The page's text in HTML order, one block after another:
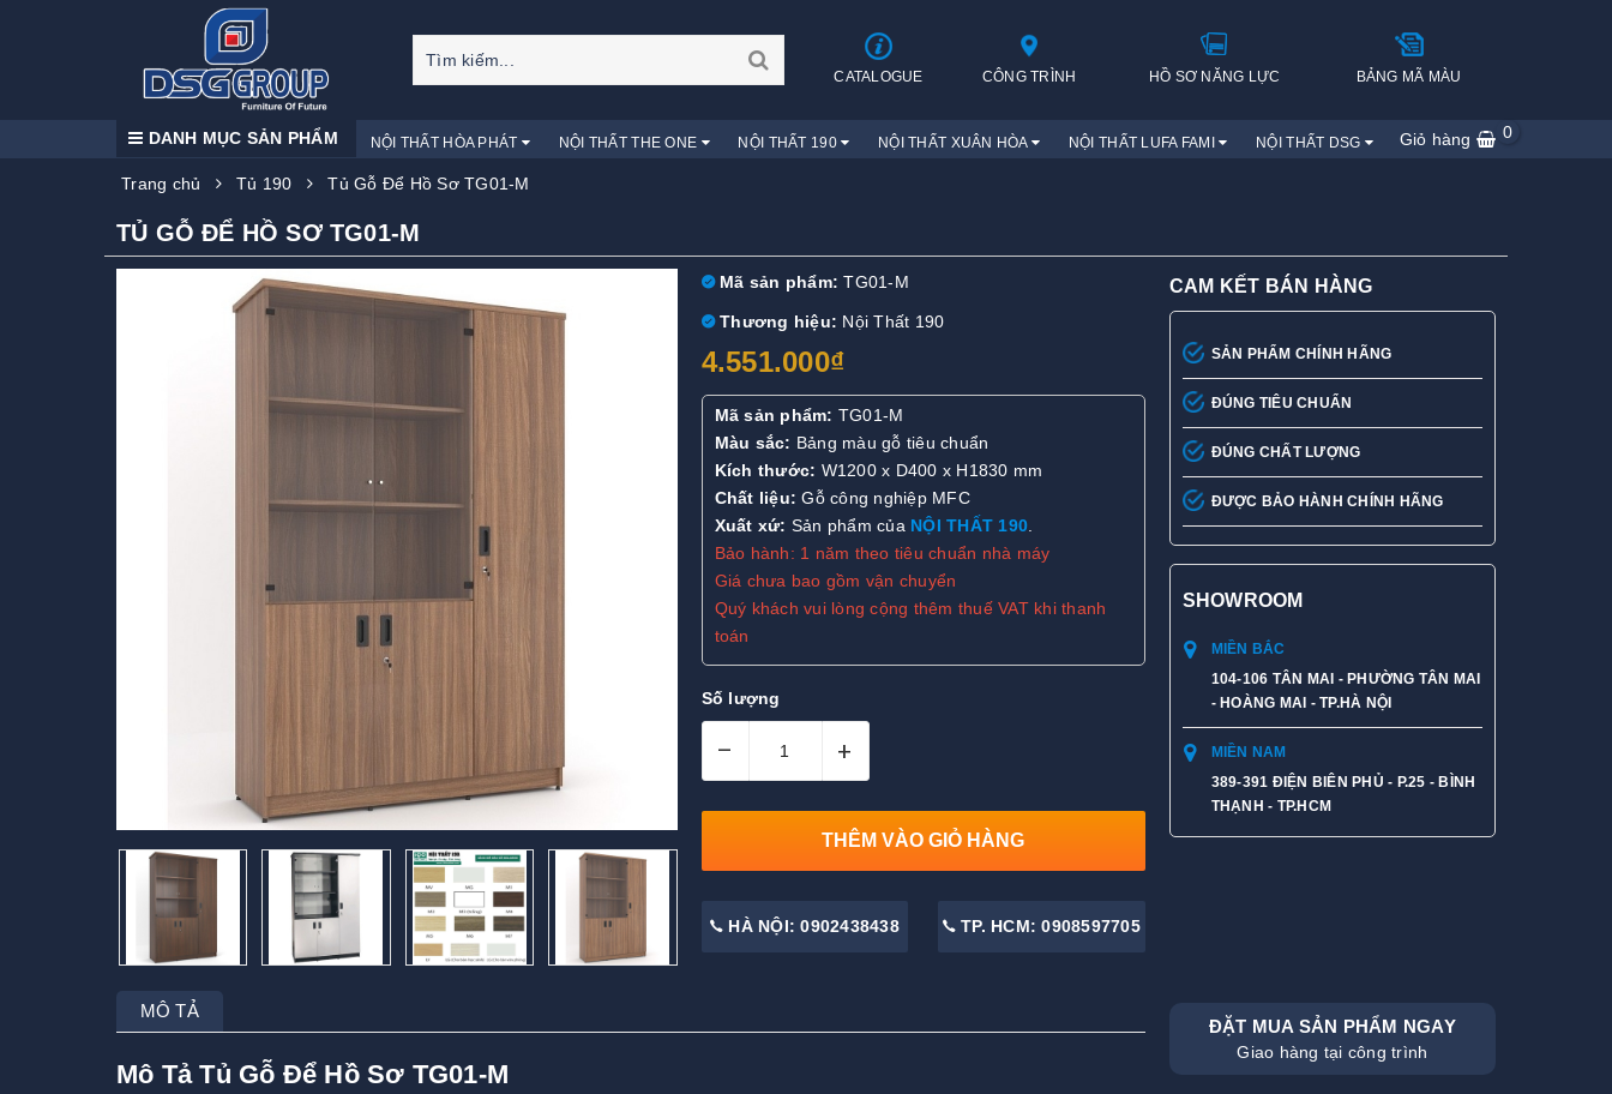
CATALOGUE CÔNG TRÌNH HỒ SƠ NĂNG LỰC BẢNG MÃ MÀU
DANH MỤC SẢN PHẨM NỘI THẤT HÒA PHÁT NỘI THẤT THE ONE NỘI THẤT 190 NỘI THẤT XUÂN HÒA NỘI THẤT LUFA FAMI NỘI THẤT DSG Giỏ hàng 0
Trang chủ Tủ 190 Tủ Gỗ Để Hồ Sơ TG01-M
TỦ GỖ ĐỂ HỒ SƠ TG01-M
Mã sản phẩm: TG01-M
Thương hiệu: Nội Thất 190
4.551.000₫
Mã sản phẩm: TG01-M
Màu sắc: Bảng màu gỗ tiêu chuẩn
Kích thước: W1200 x D400 x H1830 mm
Chất liệu: Gỗ công nghiệp MFC
Xuất xứ: Sản phẩm của NỘI THẤT 190.
Bảo hành: 1 năm theo tiêu chuẩn nhà máy
Giá chưa bao gồm vận chuyển
Quý khách vui lòng cộng thêm thuế VAT khi thanh
toán
Số lượng
– +
THÊM VÀO GIỎ HÀNG
HÀ NỘI: 0902438438 TP. HCM: 0908597705
CAM KẾT BÁN HÀNG
SẢN PHẨM CHÍNH HÃNG
ĐÚNG TIÊU CHUẨN
ĐÚNG CHẤT LƯỢNG
ĐƯỢC BẢO HÀNH CHÍNH HÃNG
SHOWROOM
MIỀN BẮC
104-106 TÂN MAI - PHƯỜNG TÂN MAI
- HOÀNG MAI - TP.HÀ NỘI
MIỀN NAM
389-391 ĐIỆN BIÊN PHỦ - P.25 - BÌNH
THẠNH - TP.HCM
MÔ TẢ
Mô Tả Tủ Gỗ Để Hồ Sơ TG01-M
ĐẶT MUA SẢN PHẨM NGAY
Giao hàng tại công trình